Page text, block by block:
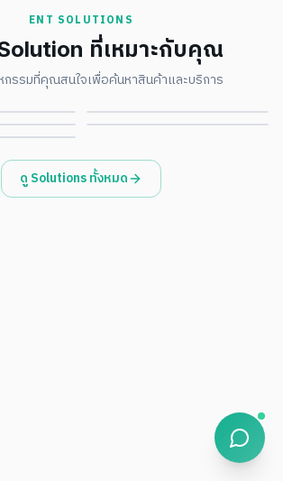
ENT SOLUTIONS
ที่เหมาะกับคุณ
กรรมที่คุณสนใจเพื่อค้นหาสินค้าและบริการ
Edge AI · Vision
ESG Government · Smart City
ดู Solutions ทั้งหมด